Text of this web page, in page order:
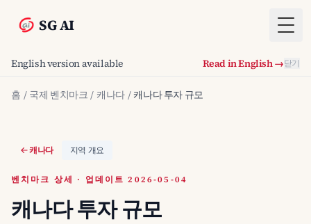
SG AI
English version available Read in English →닫기
홈 / 국제 벤치마크 / 캐나다 / 캐나다 투자 규모
캐나다 지역 개요
벤치마크 상세 · 업데이트 2026-05-04
캐나다 투자 규모